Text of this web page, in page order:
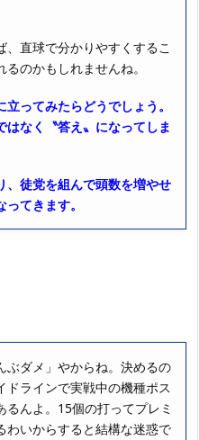
直球で分かりやすくするこ
のかもしれませんね。
ってみたらどうでしょう。
なく〝答え〟になってしま
、徒党を組んで頭数を増やせ
てきます。
ぶダメ」やからね。決めるの
ドラインで実戦中の機種ポス
るんよ。15個の打ってプレミ
わいからすると結構な迷惑で